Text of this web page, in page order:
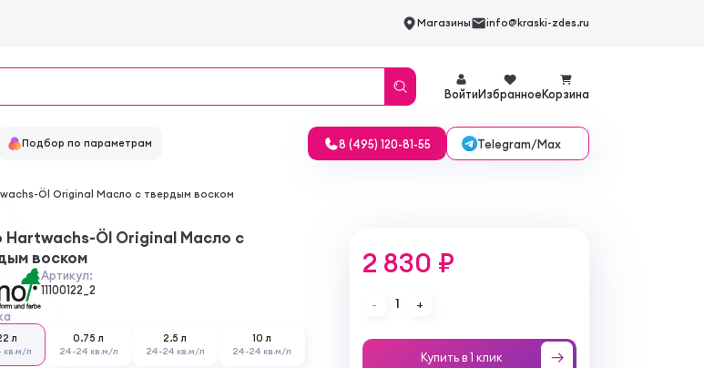
Магазины info@kraski-zdes.ru
ВойтиИзбранноеКорзина
Подбор по параметрам 8 (495) 120-81-55 Telegram/Max
Öl Original Масло с твердым воском
Hartwachs-Öl Original Масло с
воском
Артикул:
11100122_2
л
кв.м/л
0.75 л
24-24 кв.м/л
2.5 л
24-24 кв.м/л
10 л
24-24 кв.м/л
2 830 ₽
- 1 +
Купить в 1 клик